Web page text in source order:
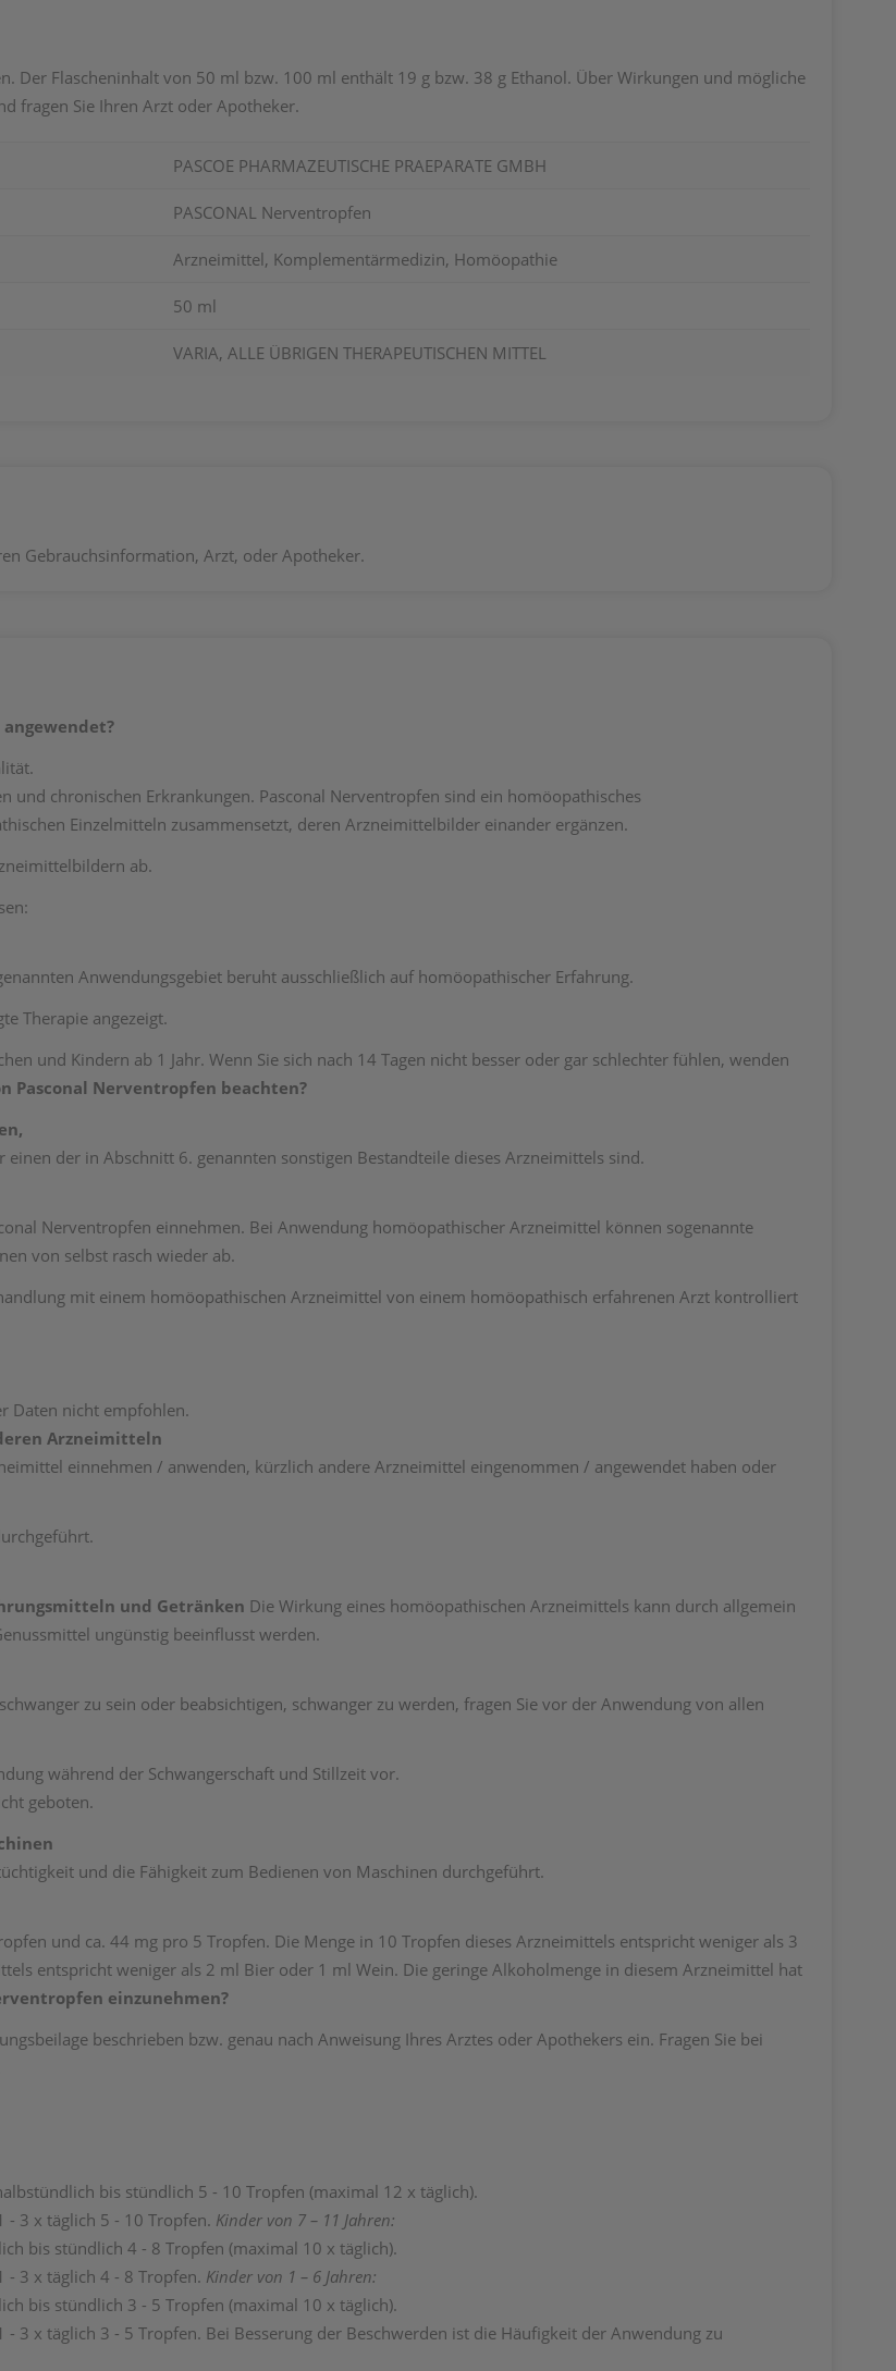
Der Flascheninhalt von 50 ml bzw. 100 ml enthält 19 g bzw. 38 g Ethanol. Über Wirkungen und mögliche
fragen Sie Ihren Arzt oder Apotheker.
PASCOE PHARMAZEUTISCHE PRAEPARATE GMBH
PASCONAL Nerventropfen
Arzneimittel, Komplementärmedizin, Homöopathie
50 ml
VARIA, ALLE ÜBRIGEN THERAPEUTISCHEN MITTEL
Gebrauchsinformation, Arzt, oder Apotheker.
und chronischen Erkrankungen. Pasconal Nerventropfen sind ein homöopathisches
Einzelmitteln zusammensetzt, deren Arzneimittelbilder einander ergänzen.
ab.
Anwendungsgebiet beruht ausschließlich auf homöopathischer Erfahrung.
Therapie angezeigt.
und Kindern ab 1 Jahr. Wenn Sie sich nach 14 Tagen nicht besser oder gar schlechter fühlen, wenden
Pasconal Nerventropfen beachten?
der in Abschnitt 6. genannten sonstigen Bestandteile dieses Arzneimittels sind.
Nerventropfen einnehmen. Bei Anwendung homöopathischer Arzneimittel können sogenannte
von selbst rasch wieder ab.
mit einem homöopathischen Arzneimittel von einem homöopathisch erfahrenen Arzt kontrolliert
Daten nicht empfohlen.
Arzneimitteln
einnehmen / anwenden, kürzlich andere Arzneimittel eingenommen / angewendet haben oder
und Getränken Die Wirkung eines homöopathischen Arzneimittels kann durch allgemein
ungünstig beeinflusst werden.
zu sein oder beabsichtigen, schwanger zu werden, fragen Sie vor der Anwendung von allen
während der Schwangerschaft und Stillzeit vor.
geboten.
und die Fähigkeit zum Bedienen von Maschinen durchgeführt.
und ca. 44 mg pro 5 Tropfen. Die Menge in 10 Tropfen dieses Arzneimittels entspricht weniger als 3
entspricht weniger als 2 ml Bier oder 1 ml Wein. Die geringe Alkoholmenge in diesem Arzneimittel hat
einzunehmen?
beschrieben bzw. genau nach Anweisung Ihres Arztes oder Apothekers ein. Fragen Sie bei
bis stündlich 5 - 10 Tropfen (maximal 12 x täglich).
- 3 x täglich 5 - 10 Tropfen. Kinder von 7 – 11 Jahren:
bis stündlich 4 - 8 Tropfen (maximal 10 x täglich).
- 3 x täglich 4 - 8 Tropfen. Kinder von 1 – 6 Jahren:
bis stündlich 3 - 5 Tropfen (maximal 10 x täglich).
3 x täglich 3 - 5 Tropfen. Bei Besserung der Beschwerden ist die Häufigkeit der Anwendung zu